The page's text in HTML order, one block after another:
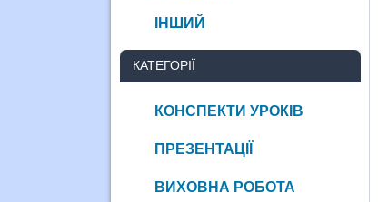
ІНШИЙ
КАТЕГОРІЇ
КОНСПЕКТИ УРОКІВ
ПРЕЗЕНТАЦІЇ
ВИХОВНА РОБОТА